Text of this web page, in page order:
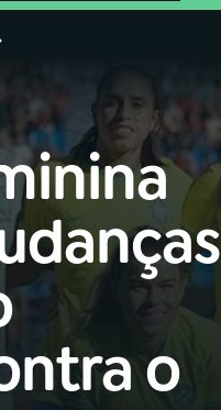
Buscar
o